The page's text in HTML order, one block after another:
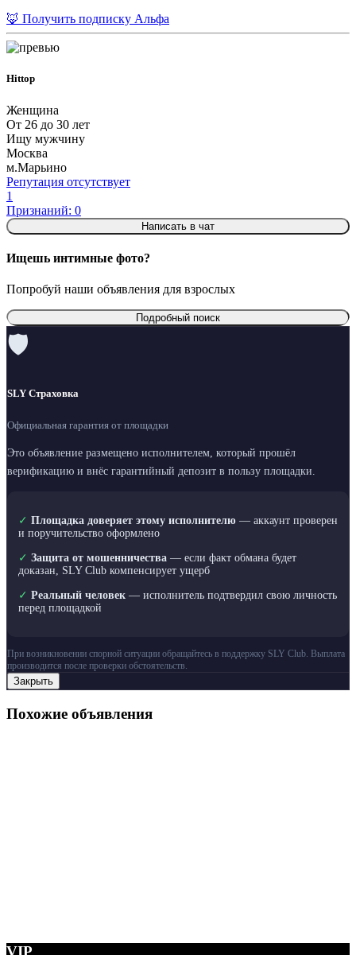
🦊 Получить подписку Альфа
Нittop
Женщина
От 26 до 30 лет
Ищу мужчину
Москва
м.Марьино
Репутация отсутствует
1
Признаний: 0
Написать в чат
Ищешь интимные фото?
Попробуй наши объявления для взрослых
Подробный поиск
🛡
SLY Страховка
Официальная гарантия от площадки
Это объявление размещено исполнителем, который прошёл
верификацию и внёс гарантийный депозит в пользу площадки.
✓ Площадка доверяет этому исполнителю — аккаунт проверен
и поручительство оформлено
✓ Защита от мошенничества — если факт обмана будет
доказан, SLY Club компенсирует ущерб
✓ Реальный человек — исполнитель подтвердил свою личность
перед площадкой
При возникновении спорной ситуации обращайтесь в поддержку SLY Club. Выплата
производится после проверки обстоятельств.
Закрыть
Похожие объявления
VIP